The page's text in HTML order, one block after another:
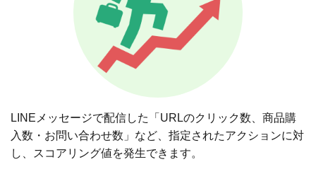
LINEメッセージで配信した「URLのクリック数、商品購
入数・お問い合わせ数」など、指定されたアクションに対
し、スコアリング値を発生できます。